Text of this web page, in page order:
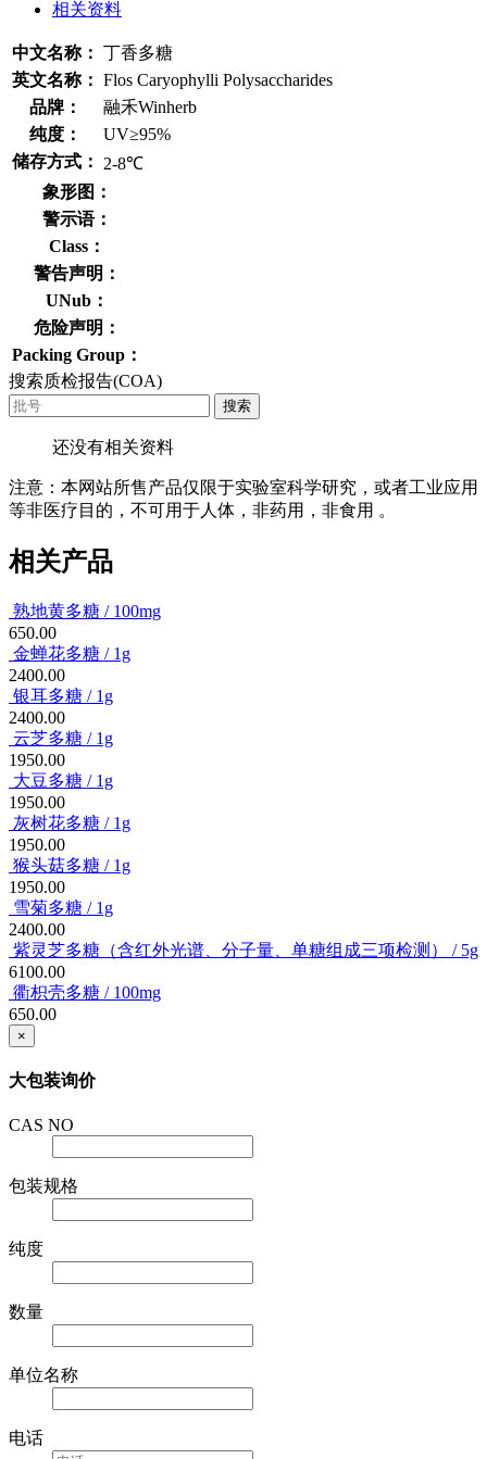
相关资料
中文名称：
丁香多糖
英文名称： Flos Caryophylli Polysaccharides
品牌：
融禾Winherb
纯度：
UV≥95%
储存方式： 2-8℃
象形图：
警示语：
Class：
警告声明：
UNub：
危险声明：
Packing Group：
搜索质检报告(COA)
搜索
还没有相关资料
注意：本网站所售产品仅限于实验室科学研究，或者工业应用
等非医疗目的，不可用于人体，非药用，非食用 。
相关产品
熟地黄多糖 / 100mg
650.00
金蝉花多糖 / 1g
2400.00
银耳多糖 / 1g
2400.00
云芝多糖 / 1g
1950.00
大豆多糖 / 1g
1950.00
灰树花多糖 / 1g
1950.00
猴头菇多糖 / 1g
1950.00
雪菊多糖 / 1g
2400.00
紫灵芝多糖（含红外光谱、分子量、单糖组成三项检测） /
5g
6100.00
衢枳壳多糖 / 100mg
650.00
CAS NO
包装规格
单位名称